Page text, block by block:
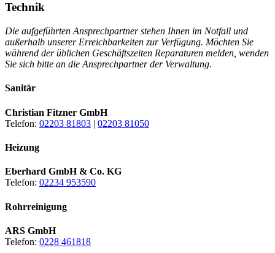
Technik
Die aufgeführten Ansprechpartner stehen Ihnen im Notfall und
außerhalb unserer Erreichbarkeiten zur Verfügung. Möchten Sie
während der üblichen Geschäftszeiten Reparaturen melden, wenden
Sie sich bitte an die Ansprechpartner der Verwaltung.
Sanitär
Christian Fitzner GmbH
Telefon: 02203 81803 | 02203 81050
Heizung
Eberhard GmbH & Co. KG
Telefon: 02234 953590
Rohrreinigung
ARS GmbH
Telefon: 0228 461818